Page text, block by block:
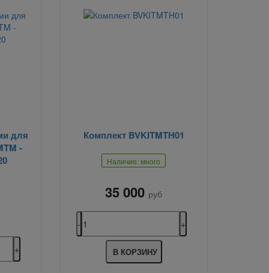
для
-
Комплект BVKITMTH01
Наличие: много
35 000 руб
В КОРЗИНУ